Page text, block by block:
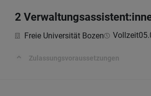
2
Freie Universität Bozen Vollzeit
Zulassungsvoraussetzungen